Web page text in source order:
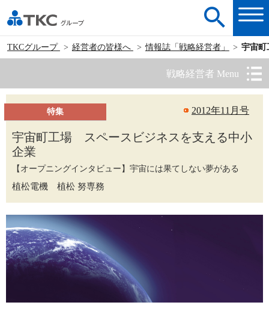
TKCグループ 経営者の皆様へ 情報誌「戦略経営者」 宇宙
戦略経営者 Menu
2012年11月号
特集
宇宙町工場 スペースビジネスを支える中小
企業
【オープニングインタビュー】宇宙には果てしない夢がある
植松電機 植松 努専務